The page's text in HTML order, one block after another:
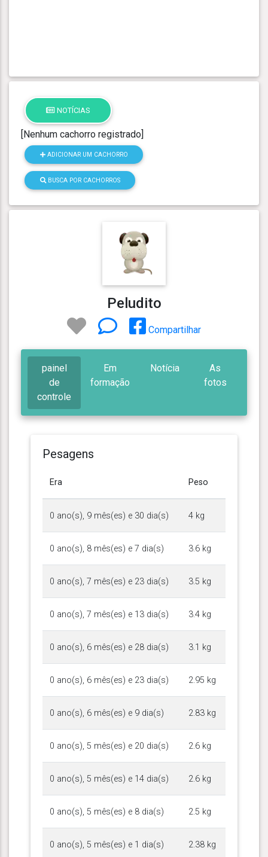
NOTÍCIAS
[Nenhum cachorro registrado]
ADICIONAR UM CACHORRO
BUSCA POR CACHORROS
Peludito
Compartilhar
painel
de
controle
Em
formação
Notícia
As
fotos
Pesagens
Era Peso
0 ano(s), 9 mês(es) e 30 dia(s) 4 kg
0 ano(s), 8 mês(es) e 7 dia(s) 3.6 kg
0 ano(s), 7 mês(es) e 23 dia(s) 3.5 kg
0 ano(s), 7 mês(es) e 13 dia(s) 3.4 kg
0 ano(s), 6 mês(es) e 28 dia(s) 3.1 kg
0 ano(s), 6 mês(es) e 23 dia(s) 2.95 kg
0 ano(s), 6 mês(es) e 9 dia(s) 2.83 kg
0 ano(s), 5 mês(es) e 20 dia(s) 2.6 kg
0 ano(s), 5 mês(es) e 14 dia(s) 2.6 kg
0 ano(s), 5 mês(es) e 8 dia(s) 2.5 kg
0 ano(s), 5 mês(es) e 1 dia(s) 2.38 kg